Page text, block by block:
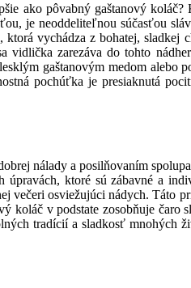
ako pôvabný gaštanový
je neoddeliteľnou súčasťou
vychádza z bohatej,
vidlička zarezáva do tohto
gaštanovým medom
pochúťka je presiaknutá
nálady a posilňovaním
úpravách, ktoré sú zábavné a
večeri osviežujúci nádych. Táto
koláč v podstate zosobňuje
tradícií a sladkosť mnohých